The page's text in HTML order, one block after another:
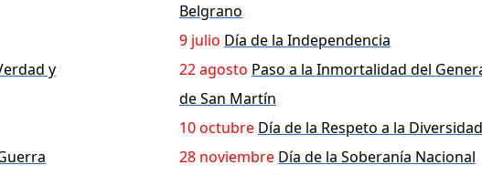
y
Belgrano
9 julio Día de la Independencia
22 agosto Paso a la Inmortalidad del
de San Martín
10 octubre Día de la Respeto a la
28 noviembre Día de la Soberanía Nacional